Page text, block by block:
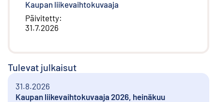
Kaupan liikevaihtokuvaaja
Päivitetty:
31.7.2026
Tulevat julkaisut
31.8.2026
Kaupan liikevaihtokuvaaja 2026, heinäkuu